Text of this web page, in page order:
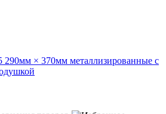
× 370мм металлизированные с